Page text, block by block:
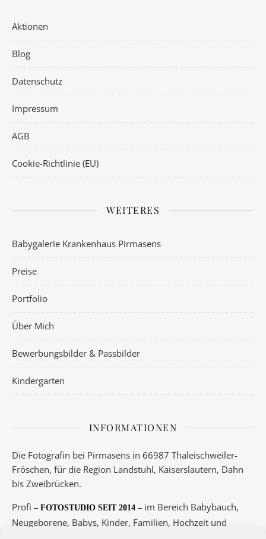
Aktionen
Blog
Datenschutz
Impressum
AGB
Cookie-Richtlinie (EU)
WEITERES
Babygalerie Krankenhaus Pirmasens
Preise
Portfolio
Über Mich
Bewerbungsbilder & Passbilder
Kindergarten
INFORMATIONEN
Die Fotografin bei Pirmasens in 66987 Thaleischweiler-
Fröschen, für die Region Landstuhl, Kaiserslautern, Dahn
bis Zweibrücken.
Profi – FOTOSTUDIO SEIT 2014 – im Bereich Babybauch,
Neugeborene, Babys, Kinder, Familien, Hochzeit und